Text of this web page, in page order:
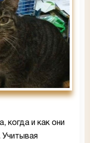
когда и как они